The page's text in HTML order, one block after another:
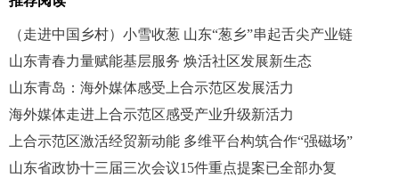
（走进中国乡村）小雪收葱 山东“葱乡”串起舌尖产业链
山东青春力量赋能基层服务 焕活社区发展新生态
山东青岛：海外媒体感受上合示范区发展活力
海外媒体走进上合示范区感受产业升级新活力
上合示范区激活经贸新动能 多维平台构筑合作“强磁场”
山东省政协十三届三次会议15件重点提案已全部办复